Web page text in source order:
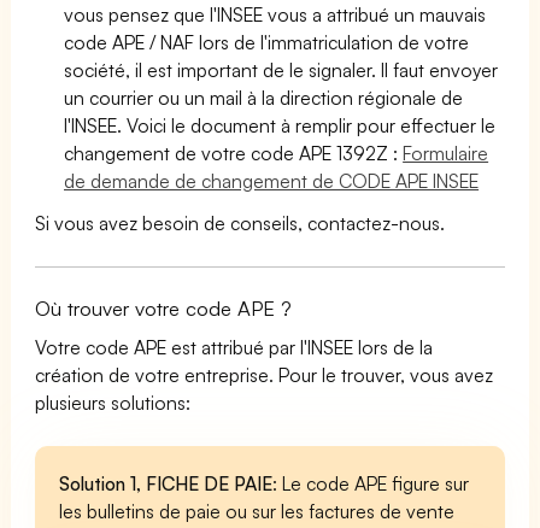
vous pensez que l'INSEE vous a attribué un mauvais
code APE / NAF lors de l'immatriculation de votre
société, il est important de le signaler. Il faut envoyer
un courrier ou un mail à la direction régionale de
l'INSEE. Voici le document à remplir pour effectuer le
changement de votre code APE 1392Z :Formulaire
de demande de changement de CODE APE INSEE
Si vous avez besoin de conseils, contactez-nous.
Où trouver votre code APE ?
Votre code APE est attribué par l'INSEE lors de la
création de votre entreprise. Pour le trouver, vous avez
plusieurs solutions:
Solution 1, FICHE DE PAIE: Le code APE figure sur
les bulletins de paie ou sur les factures de vente